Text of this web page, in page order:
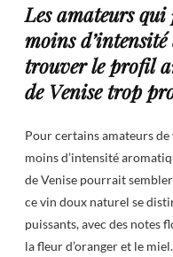
Les amateurs
moins
trouver le profil
de Venise trop
Pour certains amateurs
moins d’intensité
de Venise pourrait
ce vin doux naturel se
puissants, avec des notes
la fleur d’oranger et le